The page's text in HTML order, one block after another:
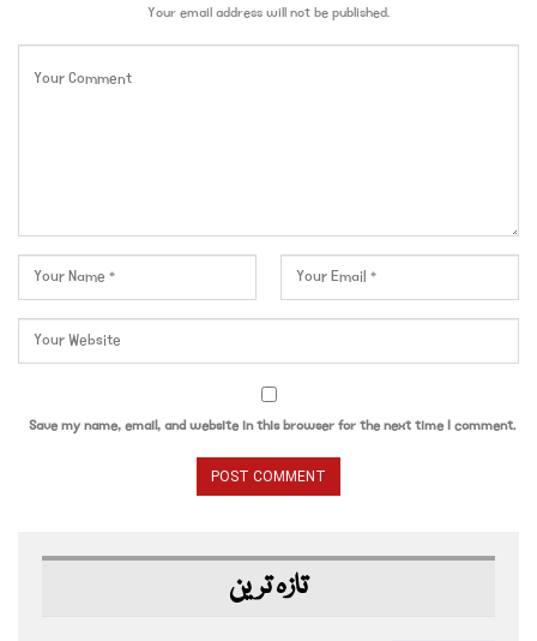
Your email address will not be published.
Save my name, email, and website in this browser for the next time I comment.
تازہ ترین